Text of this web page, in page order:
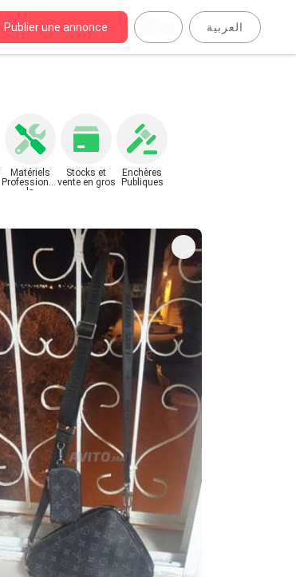
Publier une annonce العربية
Matériels
Professionne
ls
Stocks et
vente en gros
Enchères
Publiques